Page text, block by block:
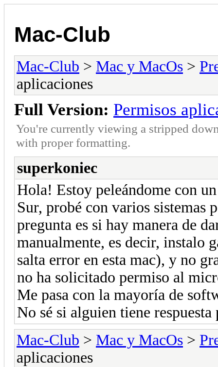
Mac-Club
Mac-Club > Mac y MacOs >
aplicaciones
Full Version: Permisos
You're currently viewing a stripped
with proper formatting.
superkoniec
Hola! Estoy peleándome con
Sur, probé con varios sistemas
pregunta es si hay manera de
manualmente, es decir, instalo
salta error en esta mac), y no
no ha solicitado permiso al
Me pasa con la mayoría de
No sé si alguien tiene
Mac-Club > Mac y MacOs >
aplicaciones